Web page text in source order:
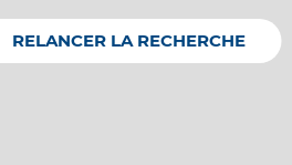
RELANCER LA RECHERCHE